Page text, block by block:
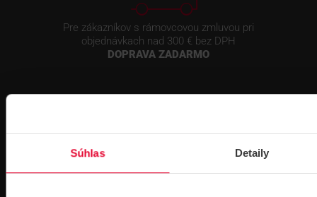
Súhlas Detaily
Pre zákazníkov s rámovcovou zmluvou pri
objednávkach nad 300 € bez DPH
DOPRAVA ZADARMO
Prihlásenie